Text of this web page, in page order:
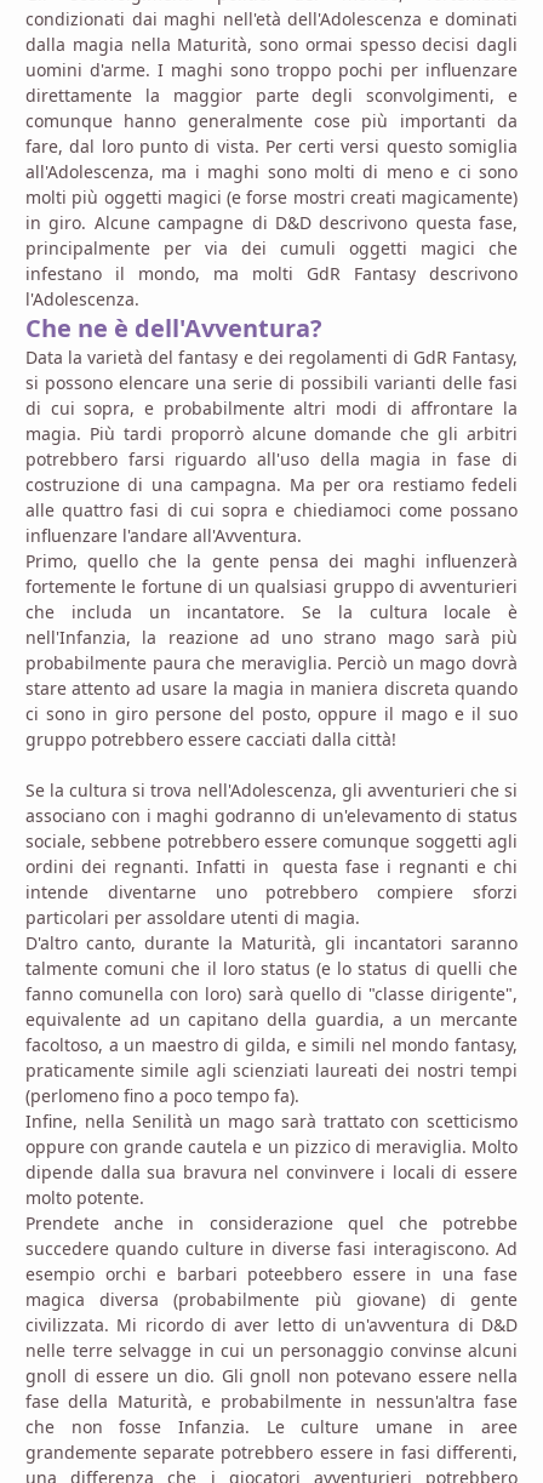
condizionati dai maghi nell'età dell'Adolescenza e dominati
dalla magia nella Maturità, sono ormai spesso decisi dagli
uomini d'arme. I maghi sono troppo pochi per influenzare
direttamente la maggior parte degli sconvolgimenti, e
comunque hanno generalmente cose più importanti da
fare, dal loro punto di vista. Per certi versi questo somiglia
all'Adolescenza, ma i maghi sono molti di meno e ci sono
molti più oggetti magici (e forse mostri creati magicamente)
in giro. Alcune campagne di D&D descrivono questa fase,
principalmente per via dei cumuli oggetti magici che
infestano il mondo, ma molti GdR Fantasy descrivono
l'Adolescenza.
Che ne è dell'Avventura?
Data la varietà del fantasy e dei regolamenti di GdR Fantasy,
si possono elencare una serie di possibili varianti delle fasi
di cui sopra, e probabilmente altri modi di affrontare la
magia. Più tardi proporrò alcune domande che gli arbitri
potrebbero farsi riguardo all'uso della magia in fase di
costruzione di una campagna. Ma per ora restiamo fedeli
alle quattro fasi di cui sopra e chiediamoci come possano
influenzare l'andare all'Avventura.
Primo, quello che la gente pensa dei maghi influenzerà
fortemente le fortune di un qualsiasi gruppo di avventurieri
che includa un incantatore. Se la cultura locale è
nell'Infanzia, la reazione ad uno strano mago sarà più
probabilmente paura che meraviglia. Perciò un mago dovrà
stare attento ad usare la magia in maniera discreta quando
ci sono in giro persone del posto, oppure il mago e il suo
gruppo potrebbero essere cacciati dalla città!
Se la cultura si trova nell'Adolescenza, gli avventurieri che si
associano con i maghi godranno di un'elevamento di status
sociale, sebbene potrebbero essere comunque soggetti agli
ordini dei regnanti. Infatti in questa fase i regnanti e chi
intende diventarne uno potrebbero compiere sforzi
particolari per assoldare utenti di magia.
D'altro canto, durante la Maturità, gli incantatori saranno
talmente comuni che il loro status (e lo status di quelli che
fanno comunella con loro) sarà quello di "classe dirigente",
equivalente ad un capitano della guardia, a un mercante
facoltoso, a un maestro di gilda, e simili nel mondo fantasy,
praticamente simile agli scienziati laureati dei nostri tempi
(perlomeno fino a poco tempo fa).
Infine, nella Senilità un mago sarà trattato con scetticismo
oppure con grande cautela e un pizzico di meraviglia. Molto
dipende dalla sua bravura nel convinvere i locali di essere
molto potente.
Prendete anche in considerazione quel che potrebbe
succedere quando culture in diverse fasi interagiscono. Ad
esempio orchi e barbari poteebbero essere in una fase
magica diversa (probabilmente più giovane) di gente
civilizzata. Mi ricordo di aver letto di un'avventura di D&D
nelle terre selvagge in cui un personaggio convinse alcuni
gnoll di essere un dio. Gli gnoll non potevano essere nella
fase della Maturità, e probabilmente in nessun'altra fase
che non fosse Infanzia. Le culture umane in aree
grandemente separate potrebbero essere in fasi differenti,
una differenza che i giocatori avventurieri potrebbero